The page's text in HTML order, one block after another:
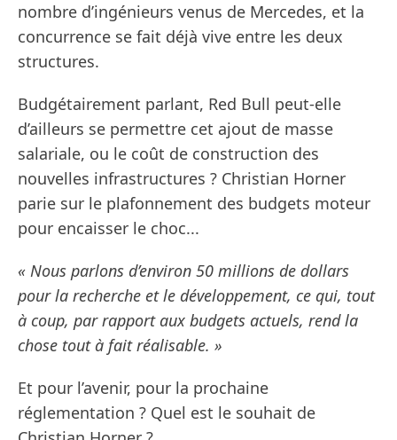
nombre d’ingénieurs venus de Mercedes, et la
concurrence se fait déjà vive entre les deux
structures.
Budgétairement parlant, Red Bull peut-elle
d’ailleurs se permettre cet ajout de masse
salariale, ou le coût de construction des
nouvelles infrastructures ? Christian Horner
parie sur le plafonnement des budgets moteur
pour encaisser le choc...
« Nous parlons d’environ 50 millions de dollars
pour la recherche et le développement, ce qui, tout
à coup, par rapport aux budgets actuels, rend la
chose tout à fait réalisable. »
Et pour l’avenir, pour la prochaine
réglementation ? Quel est le souhait de